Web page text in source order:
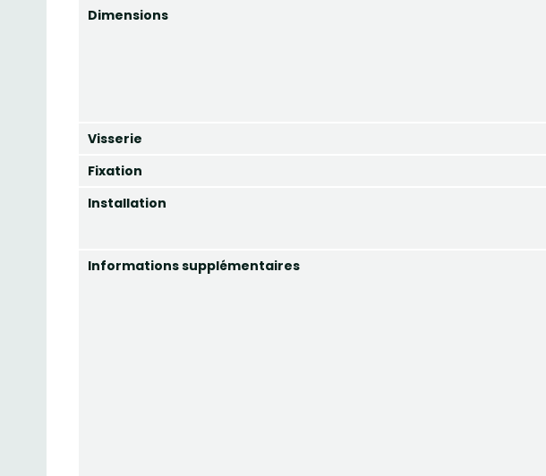
Dimensions
Visserie
Fixation
Installation
Informations supplémentaires